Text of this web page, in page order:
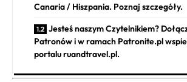
Canaria / Hiszpania. Poznaj szczegóły.
Jesteś naszym Czytelnikiem?
Patronów i w ramach Patronite.pl
portalu ruandtravel.pl.